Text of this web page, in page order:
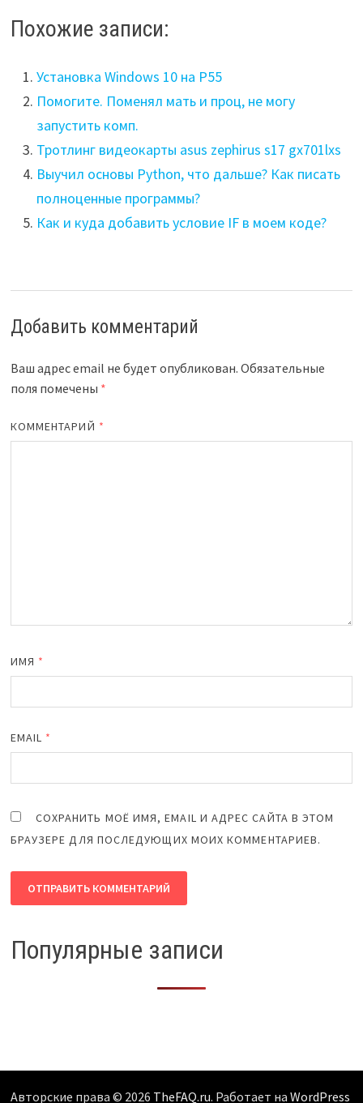
Похожие записи:
Установка Windows 10 на P55
Помогите. Поменял мать и проц, не могу
запустить комп.
Тротлинг видеокарты asus zephirus s17 gx701lxs
Выучил основы Python, что дальше? Как писать
полноценные программы?
Как и куда добавить условие IF в моем коде?
Добавить комментарий
Ваш адрес email не будет опубликован. Обязательные
поля помечены *
КОММЕНТАРИЙ *
ИМЯ *
EMAIL *
СОХРАНИТЬ МОЁ ИМЯ, EMAIL И АДРЕС САЙТА В ЭТОМ
БРАУЗЕРЕ ДЛЯ ПОСЛЕДУЮЩИХ МОИХ КОММЕНТАРИЕВ.
Популярные записи
Авторские права © 2026 TheFAQ.ru. Работает на WordPress